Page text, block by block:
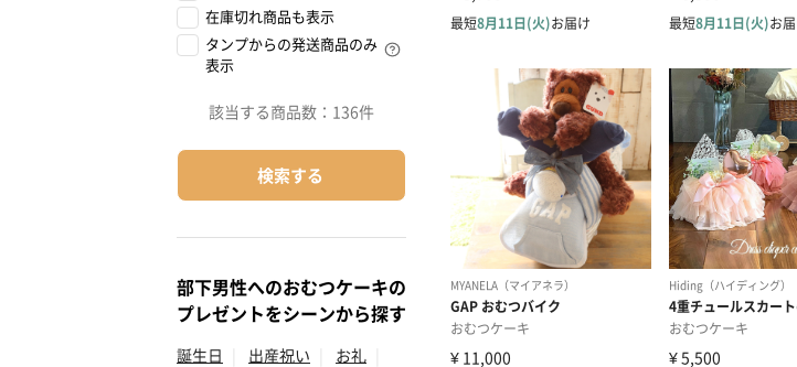
在庫切れ商品も表示
タンプからの発送商品のみ
表示
該当する商品数： 136件
検索する
部下男性へのおむつケーキの
プレゼントをシーンから探す
誕生日 出産祝い お礼